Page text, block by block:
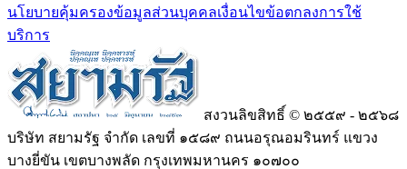
นโยบายคุ้มครองข้อมูลส่วนบุคคลเงื่อนไขข้อตกลงการใช้
บริการ
สงวนลิขสิทธิ์ © ๒๕๕๙ - ๒๕๖๘
บริษัท สยามรัฐ จำกัด เลขที่ ๑๕๘๙ ถนนอรุณอมรินทร์ แขวง
บางยี่ขัน เขตบางพลัด กรุงเทพมหานคร ๑๐๗๐๐